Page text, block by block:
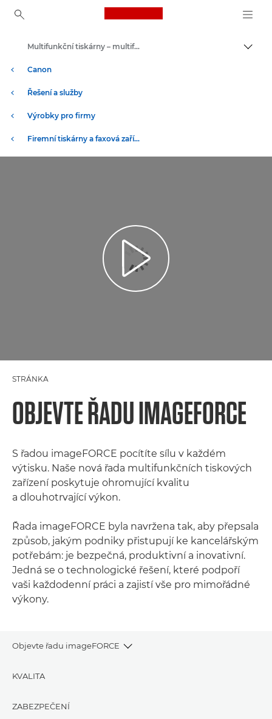
Canon Logo, back to
Canon
Řešení a služby
Výrobky pro firmy
Firemní tiskárny a faxová zařízení
Multifunkční tiskárny – multifunkční tiskárny
STRÁNKA
OBJEVTE ŘADU IMAGEFORCE
S řadou imageFORCE pocítíte sílu v každém
výtisku. Naše nová řada multifunkčních tiskových
zařízení poskytuje ohromující kvalitu
a dlouhotrvající výkon.
Řada imageFORCE byla navržena tak, aby přepsala
způsob, jakým podniky přistupují ke kancelářským
potřebám: je bezpečná, produktivní a inovativní.
Jedná se o technologické řešení, které podpoří
vaši každodenní práci a zajistí vše pro mimořádné
výkony.
Objevte řadu imageFORCE
KVALITA
ZABEZPEČENÍ